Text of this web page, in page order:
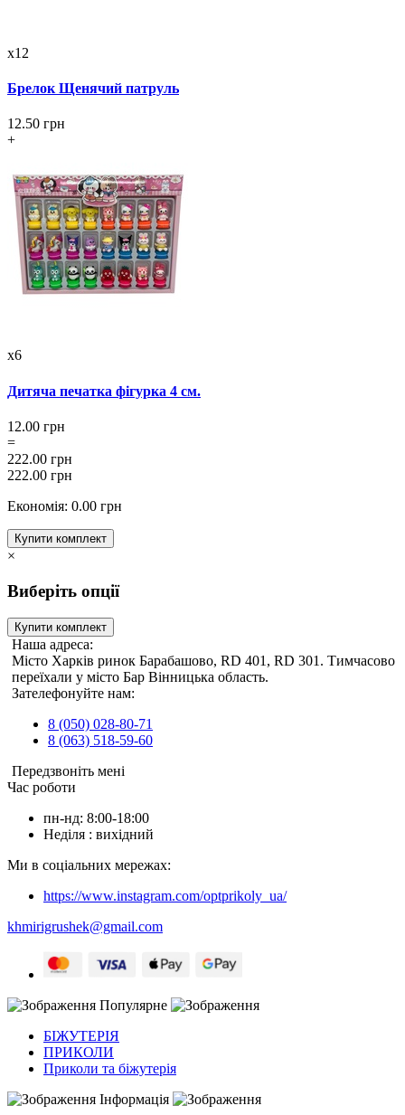
x12
Брелок Щенячий патруль
12.50 грн
+
x6
Дитяча печатка фігурка 4 см.
12.00 грн
=
222.00 грн
222.00 грн
Економія: 0.00 грн
Купити комплект
×
Виберіть опції
Купити комплект
Наша адреса:
Місто Харків ринок Барабашово, RD 401, RD 301. Тимчасово
переїхали у місто Бар Вінницька область.
Зателефонуйте нам:
8 (050) 028-80-71
8 (063) 518-59-60
Передзвоніть мені
Час роботи
пн-нд: 8:00-18:00
Неділя : вихідний
Ми в соціальних мережах:
https://www.instagram.com/optprikoly_ua/
khmirigrushek@gmail.com
Популярне
БІЖУТЕРІЯ
ПРИКОЛИ
Приколи та біжутерія
Інформація